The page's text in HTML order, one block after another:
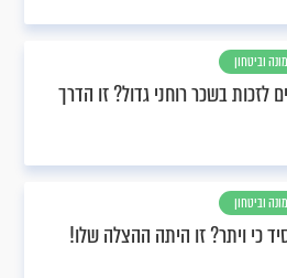
וביטחון
לזכות בשכר רוחני גדול? זו הדרך
וביטחון
כי ויתר? זו היתה ההצלה שלו!